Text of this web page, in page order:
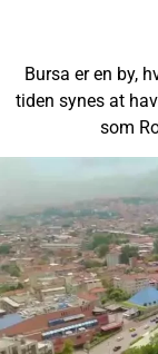
Bursa er en by,
tiden synes at
som